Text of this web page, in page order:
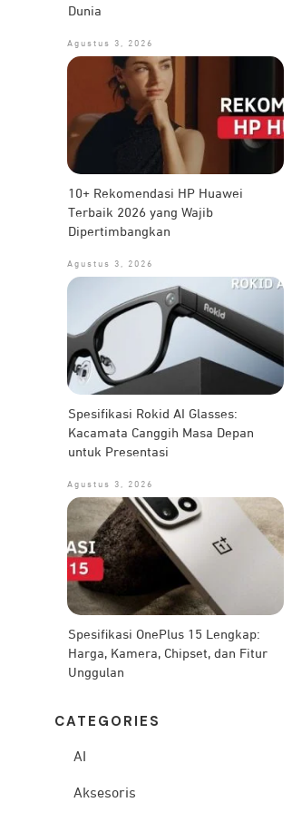
Dunia
Agustus 3, 2026
10+ Rekomendasi HP Huawei
Terbaik 2026 yang Wajib
Dipertimbangkan
Agustus 3, 2026
Spesifikasi Rokid AI Glasses:
Kacamata Canggih Masa Depan
untuk Presentasi
Agustus 3, 2026
Spesifikasi OnePlus 15 Lengkap:
Harga, Kamera, Chipset, dan Fitur
Unggulan
CATEG ORIES
AI
Aksesoris